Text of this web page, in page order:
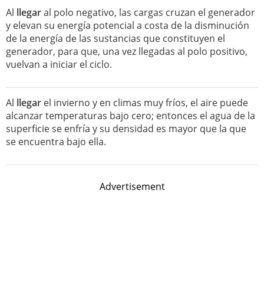
Al llegaral polo negativo, las cargas cruzan el generador
y elevan su energía potencial a costa de la disminución
de la energía de las sustancias que constituyen el
generador, para que, una vez llegadas al polo positivo,
vuelvan a iniciar el ciclo.
Al llegar el invierno y en climas muy fríos, el aire puede
alcanzar temperaturas bajo cero; entonces el agua de la
superficie se enfría y su densidad es mayor que la que
se encuentra bajo ella.
Advertisement